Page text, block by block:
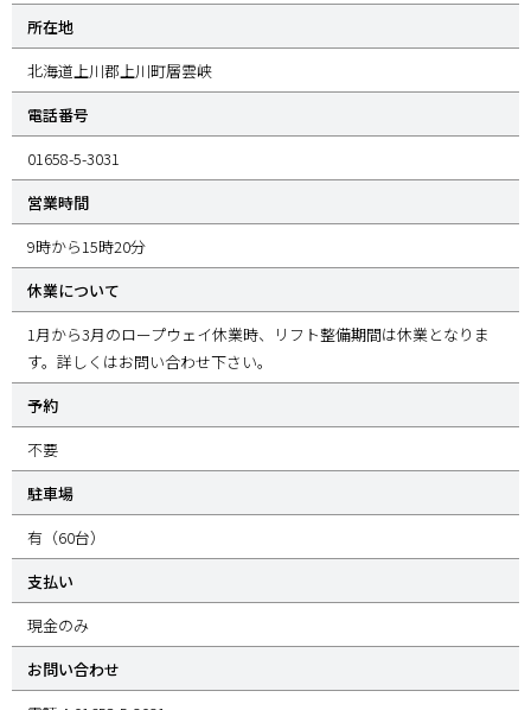
所在地
北海道上川郡上川町層雲峡
電話番号
01658-5-3031
営業時間
9時から15時20分
休業について
1月から3月のロープウェイ休業時、リフト整備期間は休業となりま
す。詳しくはお問い合わせ下さい。
予約
不要
駐車場
有（60台）
支払い
現金のみ
お問い合わせ